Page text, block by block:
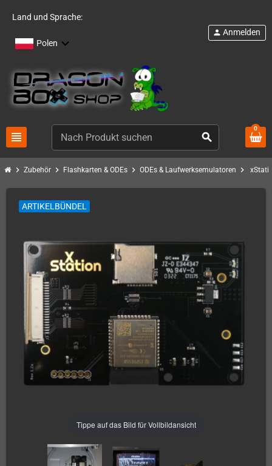
Land und Sprache:
Polen
view_headline search
person Anmelden
0
chevron_right Zubehör chevron_right Flashkarten & ODEs chevron_right ODEs & Laufwerksemulatoren chevron_right
Tippe auf das Bild für Vollbildansicht
ARTIKELBÜNDEL